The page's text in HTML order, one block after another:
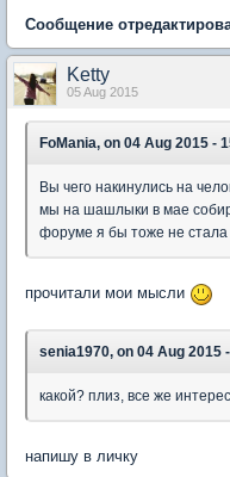
Сообщение
Ketty
05 Aug 2015
FoMania, on 04 Aug 2015 -
Вы чего накинулись на
мы на шашлыки в мае
форуме я бы тоже не стала
прочитали мои мысли
senia1970, on 04 Aug 2015
какой? плиз, все же
напишу в личку